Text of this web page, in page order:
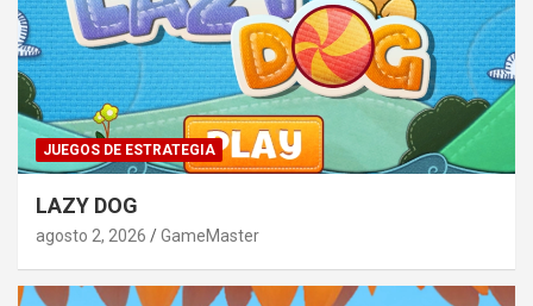
JUEGOS DE ESTRATEGIA
LAZY DOG
agosto 2, 2026 GameMaster